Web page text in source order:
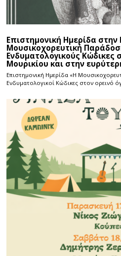
Επιστημονική Ημερίδα
Μουσικοχορευτική
Ενδυματολογικούς Κώδικες
Μουρικίου και στην
Επιστημονική Ημερίδα «Η
Ενδυματολογικοί Κώδικες στον ορεινό